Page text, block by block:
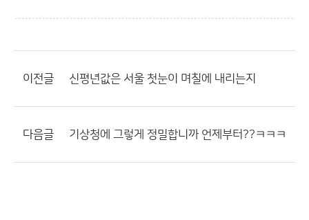
이전글 신평년값은 서울 첫눈이 며칠에 내리는지
다음글 기상청에 그렇게 정밀합니까 언제부터??ㅋㅋㅋ